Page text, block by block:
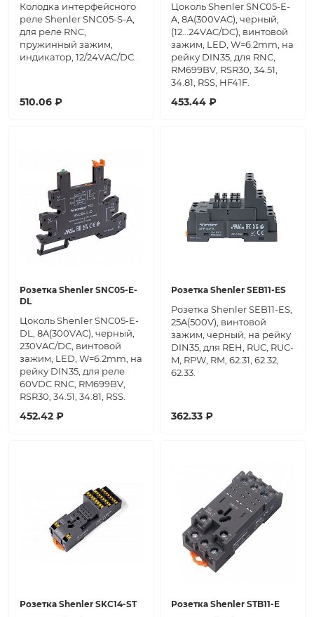
Колодка интерфейсного
реле Shenler SNC05-S-A,
для реле RNC,
пружинный зажим,
индикатор, 12/24VAC/DC.
510.06 ₽
Цоколь Shenler SNC05-E-
A, 8A(300VAC), черный,
(12...24VAC/DC), винтовой
зажим, LED, W=6.2mm, на
рейку DIN35, для RNC,
RM699BV, RSR30, 34.51,
34.81, RSS, HF41F.
453.44 ₽
Розетка Shenler SNC05-E-
DL
Цоколь Shenler SNC05-E-
DL, 8A(300VAC), черный,
230VAC/DC, винтовой
зажим, LED, W=6.2mm, на
рейку DIN35, для реле
60VDC RNC, RM699BV,
RSR30, 34.51, 34.81, RSS.
452.42 ₽
Розетка Shenler SEB11-ES
Розетка Shenler SEB11-ES,
25A(500V), винтовой
зажим, черный, на рейку
DIN35, для REH, RUC, RUC-
M, RPW, RM, 62.31, 62.32,
62.33.
362.33 ₽
Розетка Shenler SKC14-ST Розетка Shenler STB11-E